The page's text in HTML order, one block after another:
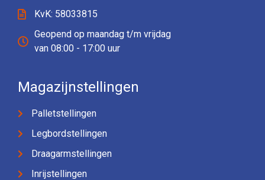
KvK: 58033815
Geopend op maandag t/m vrijdag
van 08:00 - 17:00 uur
Magazijnstellingen
Palletstellingen
Legbordstellingen
Draagarmstellingen
Inrijstellingen